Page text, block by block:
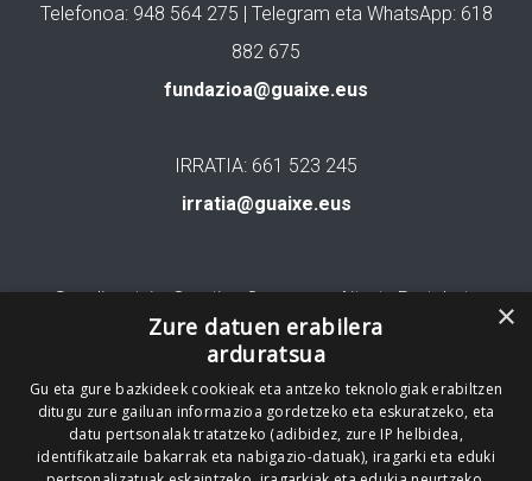
Telefonoa: 948 564 275 | Telegram eta WhatsApp: 618
882 675
fundazioa@guaixe.eus
IRRATIA: 661 523 245
irratia@guaixe.eus
Gure lizentzia: Creative Commons Aitortu Partekatu
Codesyntaxek garatua
×
Zure datuen erabilera
arduratsua
Gu eta gure bazkideek cookieak eta antzeko teknologiak erabiltzen
ditugu zure gailuan informazioa gordetzeko eta eskuratzeko, eta
datu pertsonalak tratatzeko (adibidez, zure IP helbidea,
identifikatzaile bakarrak eta nabigazio-datuak), iragarki eta eduki